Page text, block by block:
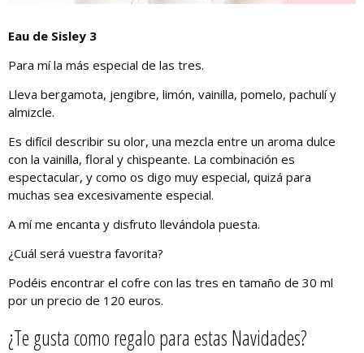
Eau de Sisley 3
Para mí la más especial de las tres.
Lleva bergamota, jengibre, limón, vainilla, pomelo, pachulí y
almizcle.
Es difícil describir su olor, una mezcla entre un aroma dulce
con la vainilla, floral y chispeante. La combinación es
espectacular, y como os digo muy especial, quizá para
muchas sea excesivamente especial.
A mí me encanta y disfruto llevándola puesta.
¿Cuál será vuestra favorita?
Podéis encontrar el cofre con las tres en tamaño de 30 ml
por un precio de 120 euros.
¿Te gusta como regalo para estas Navidades?